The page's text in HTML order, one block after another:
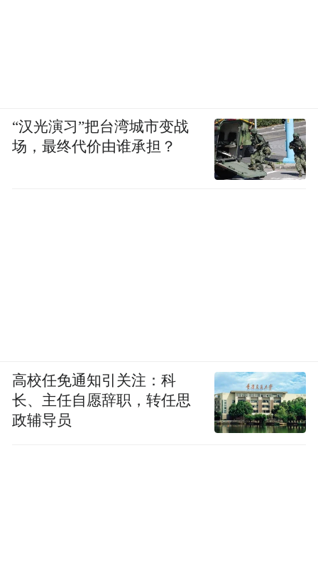
“汉光演习”把台湾城市变战
场，最终代价由谁承担？
高校任免通知引关注：科
长、主任自愿辞职，转任思
政辅导员